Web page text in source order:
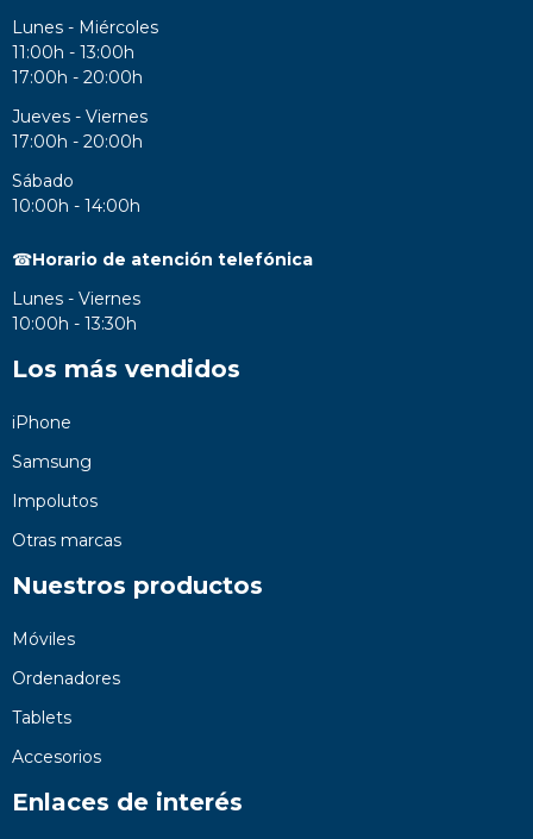
Lunes - Miércoles
11:00h - 13:00h
17:00h - 20:00h
Jueves - Viernes
17:00h - 20:00h
Sábado
10:00h - 14:00h
☎Horario de atención telefónica
Lunes - Viernes
10:00h - 13:30h
Los más vendidos
iPhone
Samsung
Impolutos
Otras marcas
Nuestros productos
Móviles
Ordenadores
Tablets
Accesorios
Enlaces de interés